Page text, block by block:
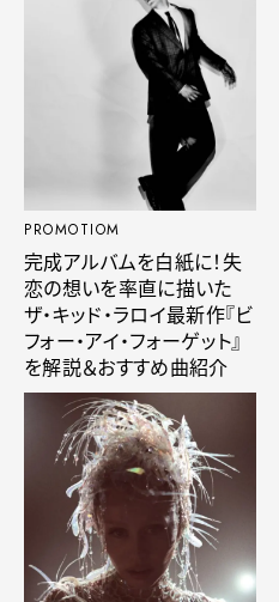
PROMOTIOM
完成アルバムを白紙に！失
恋の想いを率直に描いた
ザ・キッド・ラロイ最新作『ビ
フォー・アイ・フォーゲット』
を解説＆おすすめ曲紹介